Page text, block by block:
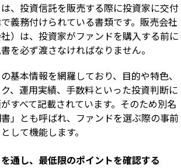
、投資信託を販売する際に投資家に交付
義務付けられている書類です。販売会社
社）は、投資家がファンドを購入する前に
を必ず渡さなければなりません。
基本情報を網羅しており、目的や特色、
、運用実績、手数料といった投資判断に
すべて記載されています。そのため別名
書」とも呼ばれ、ファンドを選ぶ際の事前
して機能します。
通し、最低限のポイントを確認する